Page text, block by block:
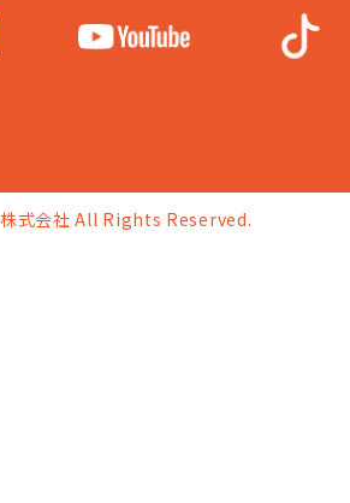
式会社 All Rights Reserved.